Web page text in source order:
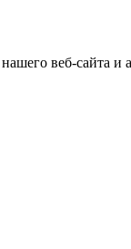
веб-сайта и